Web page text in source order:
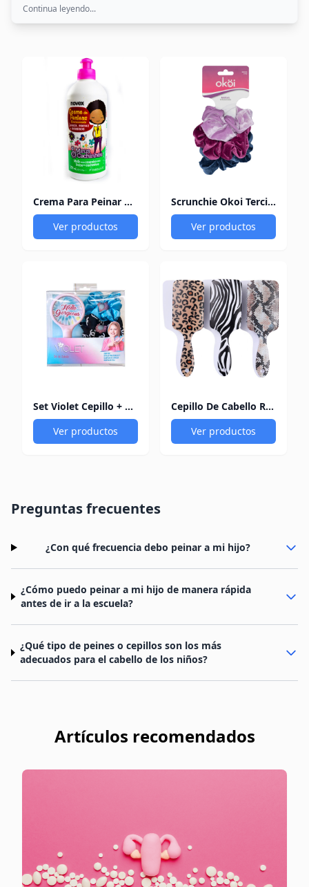
Continua leyendo...
Crema Para Peinar Novex Rulos Meus Cachinhos 300Ml
Ver productos
Scrunchie Okoi Terciopelo Set x 3 und
Ver productos
Set Violet Cepillo + Scrunchies + Ganchos
Ver productos
Cepillo De Cabello Rectangular Pequeño Do It
Ver productos
Preguntas frecuentes
¿Con qué frecuencia debo peinar a mi hijo?
¿Cómo puedo peinar a mi hijo de manera rápida
antes de ir a la escuela?
¿Qué tipo de peines o cepillos son los más
adecuados para el cabello de los niños?
Artículos recomendados